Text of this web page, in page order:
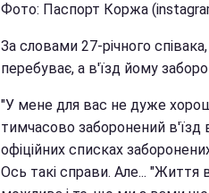
Фото: Паспорт Коржа
За словами 27-річного
перебуває, а в'їзд йому
"У мене для вас не дуже
тимчасово заборонений в'їзд
офіційних списках
Ось такі справи. Але... "Життя